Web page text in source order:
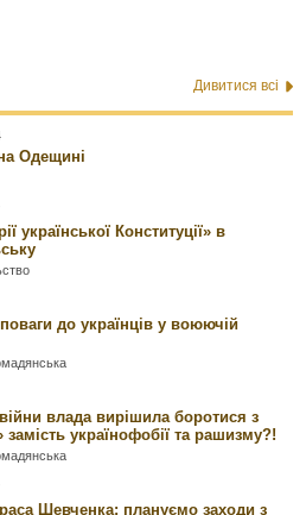
Дивитися всі
Одещині
української Конституції» в
до українців у воюючій
влада вирішила боротися з
замість українофобії та рашизму?!
Шевченка: плануємо заходи з